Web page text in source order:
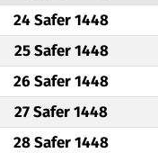
24 Safer 1448
25 Safer 1448
26 Safer 1448
27 Safer 1448
28 Safer 1448